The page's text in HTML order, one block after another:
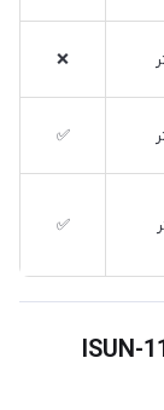
❌
✅
✅